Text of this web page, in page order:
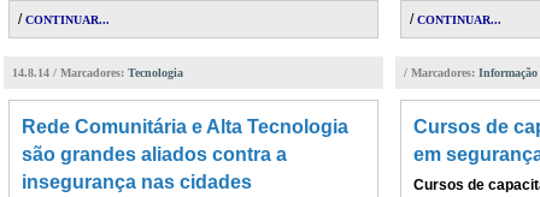
/CONTINUAR... /CONTINUAR...
14.8.14 / Marcadores: Tecnologia
Rede Comunitária e Alta Tecnologia
são grandes aliados contra a
insegurança nas cidades
/ Marcadores: Informação
Cursos de
em
Cursos de